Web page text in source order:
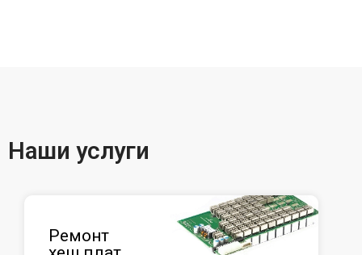
Наши услуги
Ремонт